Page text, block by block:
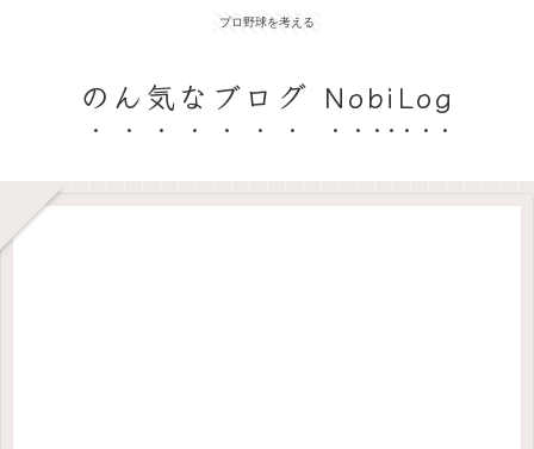
プロ野球を考える
のん気なブログ NobiLog